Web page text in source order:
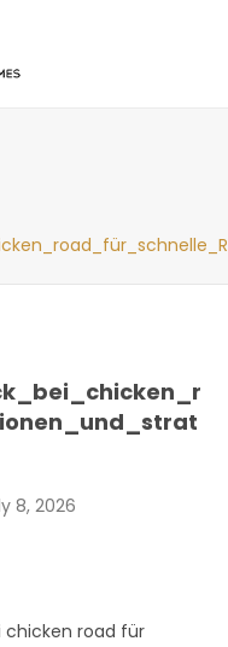
8, 2026
chicken road für